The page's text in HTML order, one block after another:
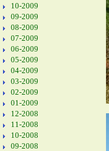
10-2009
09-2009
08-2009
07-2009
06-2009
05-2009
04-2009
03-2009
02-2009
01-2009
12-2008
11-2008
10-2008
09-2008